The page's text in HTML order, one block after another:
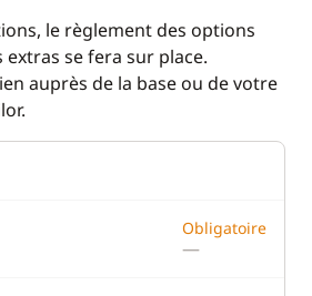
le règlement des options
se fera sur place.
auprès de la base ou de votre
Obligatoire
—